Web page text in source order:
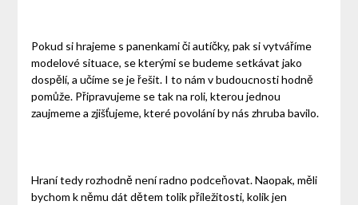
Pokud si hrajeme s panenkami či autíčky, pak si vytváříme
modelové situace, se kterými se budeme setkávat jako
dospělí, a učíme se je řešit. I to nám v budoucnosti hodně
pomůže. Připravujeme se tak na roli, kterou jednou
zaujmeme a zjišťujeme, které povolání by nás zhruba bavilo.
Hraní tedy rozhodně není radno podceňovat. Naopak, měli
bychom k němu dát dětem tolik příležitosti, kolik jen